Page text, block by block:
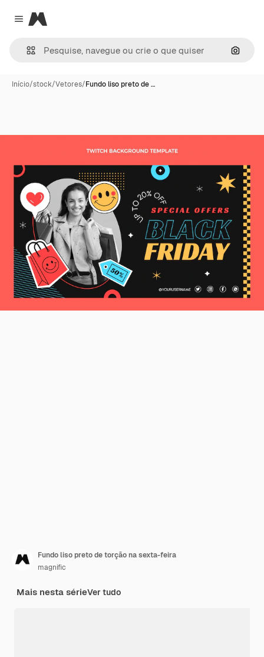
Close menu
Magnific
Início/stock/Vetores/Fundo liso preto de …
Fundo liso preto de torção na sexta-feira
magnific
Mais nesta sérieVer tudo